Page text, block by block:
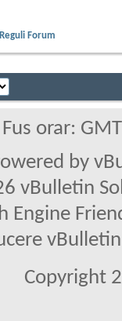
Reguli Forum
Fus orar:
by
vBulletin
Engine
Copyright